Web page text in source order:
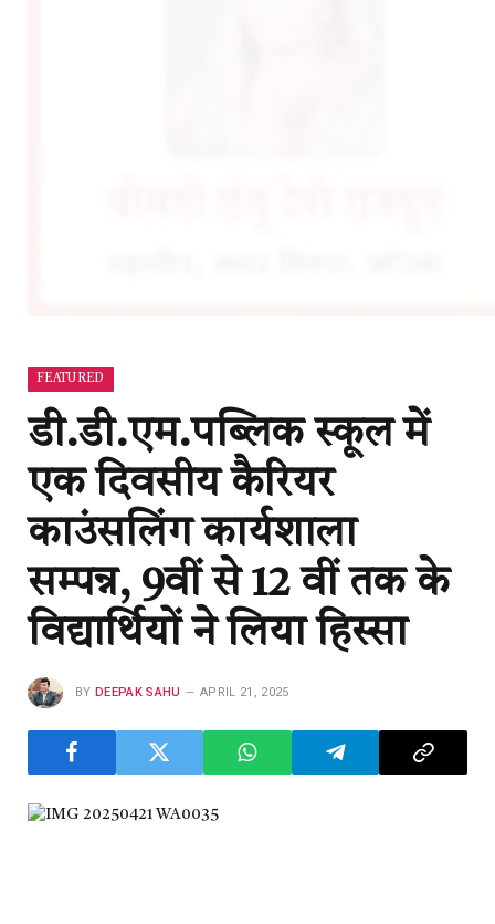
FEATURED
डी.डी.एम.पब्लिक स्कूल में
एक दिवसीय कैरियर
काउंसलिंग कार्यशाला
सम्पन्न, 9वीं से 12 वीं तक के
विद्यार्थियों ने लिया हिस्सा
BY DEEPAK SAHU APRIL 21, 2025